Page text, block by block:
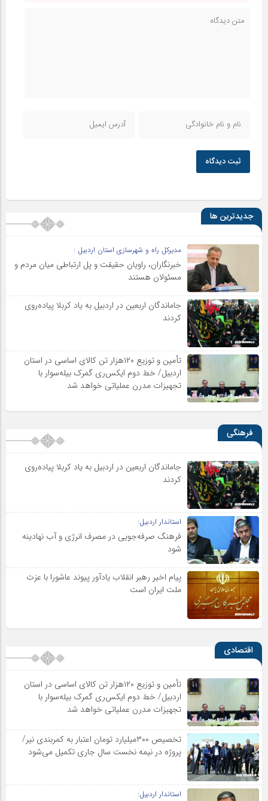
ثبت دیدگاه
جدیدترین ها
مدیرکل راه و شهرسازی استان اردبیل :
خبرنگاران، راویان حقیقت و پل ارتباطی میان مردم و
مسئولان هستند
جاماندگان اربعین در اردبیل به یاد کربلا پیاده‌روی
کردند
تأمین و توزیع ۱۲۰هزار تن کالای اساسی در استان
اردبیل/ خط دوم ایکس‌ری گمرک بیله‌سوار با
تجهیزات مدرن عملیاتی خواهد شد
فرهنگی
جاماندگان اربعین در اردبیل به یاد کربلا پیاده‌روی
کردند
استاندار اردبیل:
فرهنگ صرفه‌جویی در مصرف انرژی و آب نهادینه
شود
پیام اخیر رهبر انقلاب یادآور پیوند عاشورا با عزت
ملت ایران است
اقتصادی
تأمین و توزیع ۱۲۰هزار تن کالای اساسی در استان
اردبیل/ خط دوم ایکس‌ری گمرک بیله‌سوار با
تجهیزات مدرن عملیاتی خواهد شد
تخصیص ۳۰۰میلیارد تومان اعتبار به کمربندی نیر/
پروژه در نیمه نخست سال جاری تکمیل می‌شود
استاندار اردبیل: